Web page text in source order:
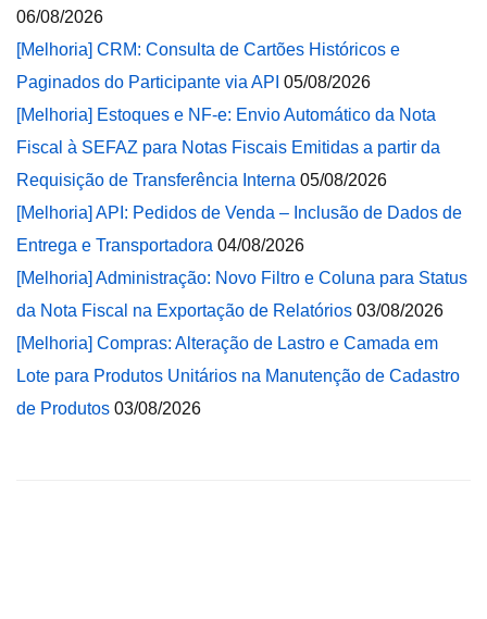
06/08/2026
[Melhoria] CRM: Consulta de Cartões Históricos e
Paginados do Participante via API 05/08/2026
[Melhoria] Estoques e NF-e: Envio Automático da Nota
Fiscal à SEFAZ para Notas Fiscais Emitidas a partir da
Requisição de Transferência Interna 05/08/2026
[Melhoria] API: Pedidos de Venda – Inclusão de Dados de
Entrega e Transportadora 04/08/2026
[Melhoria] Administração: Novo Filtro e Coluna para Status
da Nota Fiscal na Exportação de Relatórios 03/08/2026
[Melhoria] Compras: Alteração de Lastro e Camada em
Lote para Produtos Unitários na Manutenção de Cadastro
de Produtos 03/08/2026